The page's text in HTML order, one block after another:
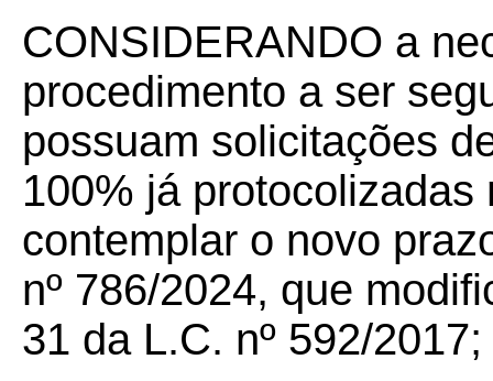
CONSIDERANDO a
procedimento a ser
possuam solicitações
100% já
contemplar o novo
nº 786/2024, que
31 da L.C. nº 592/2017;